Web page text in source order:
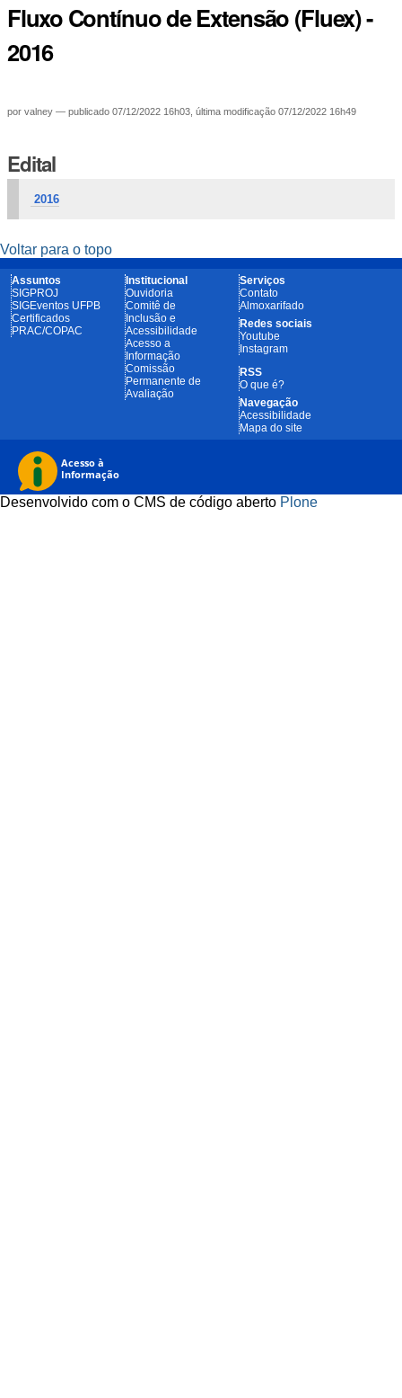
Fluxo Contínuo de Extensão (Fluex) -
2016
porvalney —publicado 07/12/2022 16h03,última modificação 07/12/2022 16h49
Edital
2016
Voltar para o topo
Assuntos
SIGPROJ
SIGEventos UFPB
Certificados
PRAC/COPAC
Institucional
Ouvidoria
Comitê de
Inclusão e
Acessibilidade
Acesso a
Informação
Comissão
Permanente de
Avaliação
Serviços
Contato
Almoxarifado
Redes sociais
Youtube
Instagram
RSS
O que é?
Navegação
Acessibilidade
Mapa do site
Desenvolvido com o CMS de código aberto Plone